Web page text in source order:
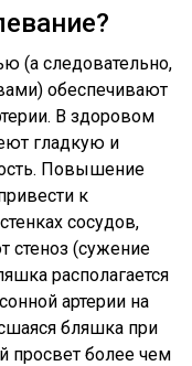
(а следовательно,
обеспечивают
В здоровом
гладкую и
Повышение
к
сосудов,
стеноз (сужение
располагается
артерии на
бляшка при
просвет более чем